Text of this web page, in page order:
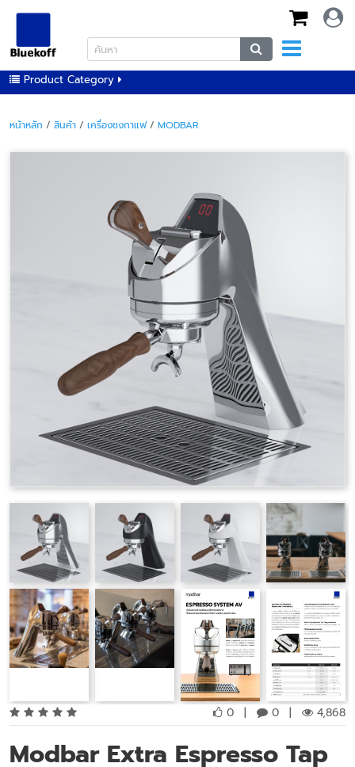
Product Category
หน้าหลัก / สินค้า / เครื่องชงกาแฟ/ MODBAR
0 | 0 | 4,868
Modbar Extra Espresso Tap